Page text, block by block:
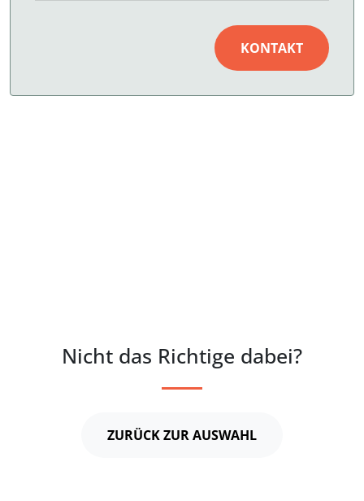
KONTAKT
Nicht das Richtige dabei?
ZURÜCK ZUR AUSWAHL